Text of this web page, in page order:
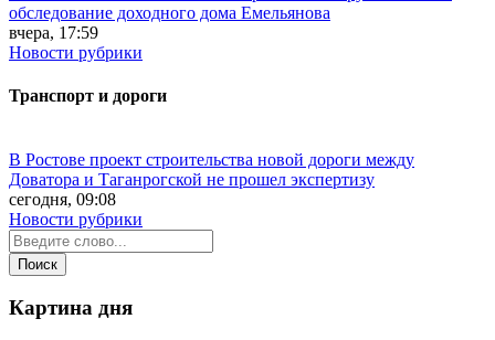
обследование доходного дома Емельянова
вчера, 17:59
Новости рубрики
Транспорт и дороги
В Ростове проект строительства новой дороги между
Доватора и Таганрогской не прошел экспертизу
сегодня, 09:08
Новости рубрики
Картина дня